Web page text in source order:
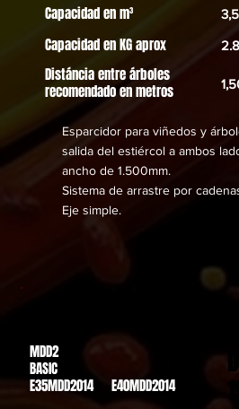
Capacidad en m³
Capacidad en KG aprox
Distáncia entre árboles
recomendado en metros
Esparcidor para viñedos y
salida del estiércol a ambos
ancho de 1.500mm.
Sistema de arrastre por
​Eje simple.
MDD2
BASIC
E35MDD2014 E40MDD2014